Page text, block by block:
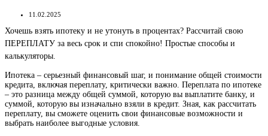
11.02.2025
Хочешь взять ипотеку и не утонуть в процентах? Рассчитай свою
ПЕРЕПЛАТУ за весь срок и спи спокойно! Простые способы и
калькуляторы.
Ипотека – серьезный финансовый шаг, и понимание общей стоимости
кредита, включая переплату, критически важно. Переплата по ипотеке
– это разница между общей суммой, которую вы выплатите банку, и
суммой, которую вы изначально взяли в кредит. Зная, как рассчитать
переплату, вы сможете оценить свои финансовые возможности и
выбрать наиболее выгодные условия.